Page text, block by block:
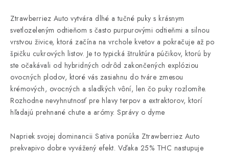
Ztrawberriez Auto vytvára dlhé a tučné puky s krásnym
svetlozeleným odtieňom s často purpurovými odtieňmi a silnou
vrstvou živice, ktorá začína na vrchole kvetov a pokračuje až po
špičku cukrových listov. Je to typická štruktúra púčikov, ktorú by
ste očakávali od hybridných odrôd zakončených explóziou
ovocných plodov, ktoré vás zasiahnu do tváre zmesou
krémových, ovocných a sladkých vôní, len čo puky rozlomíte.
Rozhodne nevyhnutnosť pre hlavy terpov a extraktorov, ktorí
hľadajú prehnané chute a arómy. Správy o dyme
Napriek svojej dominancii Sativa ponúka Ztrawberriez Auto
prekvapivo dobre vyvážený efekt. Vďaka 25% THC nastupuje